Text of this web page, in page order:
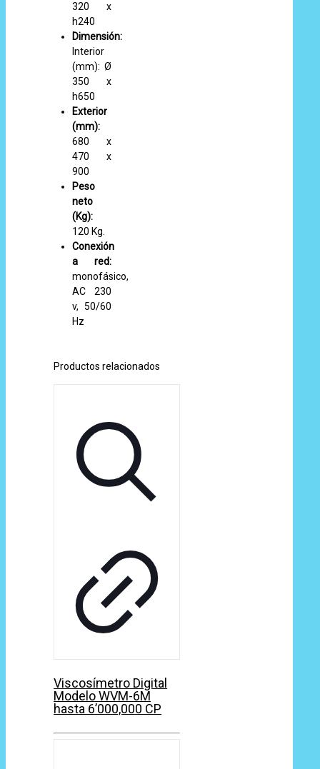
320 x
h240
Dimensión:
Interior
(mm): Ø
350 x
h650
Exterior
(mm):
680 x
470 x
900
Peso
neto
(Kg):
120 Kg.
Conexión
a red:
monofásico,
AC 230
v, 50/60
Hz
Productos relacionados
Viscosímetro Digital
Modelo WVM-6M
hasta 6’000,000 CP